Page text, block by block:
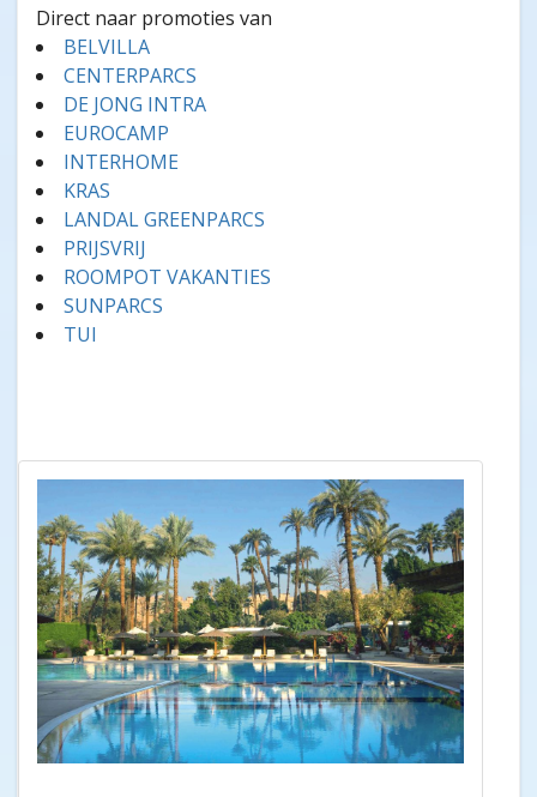
Direct naar promoties van
BELVILLA
CENTERPARCS
DE JONG INTRA
EUROCAMP
INTERHOME
KRAS
LANDAL GREENPARCS
PRIJSVRIJ
ROOMPOT VAKANTIES
SUNPARCS
TUI